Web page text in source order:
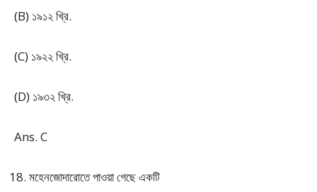
(B) ১৯১২ খ্রি.
(C) ১৯২২ খ্রি.
(D) ১৯৩২ খ্রি.
Ans. C
মহেনজোদারোতে পাওয়া গেছে একটি